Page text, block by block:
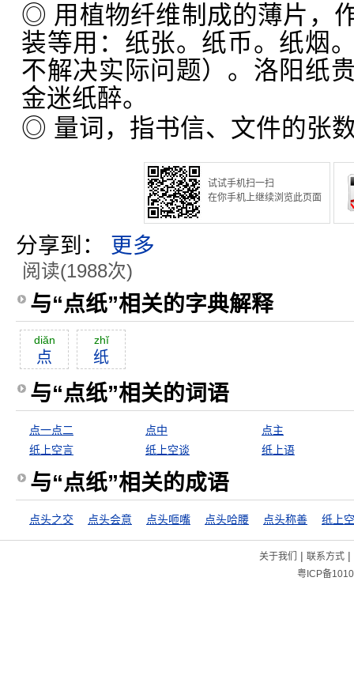
◎ 用植物纤维制成的薄片，
装等用：纸张。纸币。纸烟
不解决实际问题）。洛阳纸
金迷纸醉。
◎ 量词，指书信、文件的张
试试手机扫一扫
在你手机上继续浏览此页面
分享到： 更多
阅读(1988次)
与“点纸”相关的字典解释
diăn
点
zhĭ
纸
与“点纸”相关的词语
点一点二 点中
点主
纸上空言
纸上空谈 纸上语
与“点纸”相关的成语
点头之交 点头会意 点头咂嘴 点头哈腰 点头称善 纸上
关于我们 | 联系方式|
粤ICP备